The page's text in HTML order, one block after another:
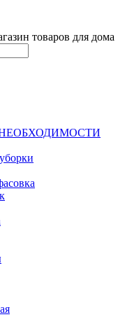
товаров для дома